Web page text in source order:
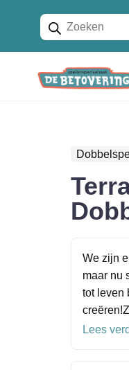
Producten
zoeken
Home
We zijn
maar nu
tot leven
Lees